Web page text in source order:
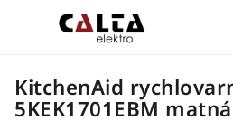
KitchenAid
5KEK1701EBM